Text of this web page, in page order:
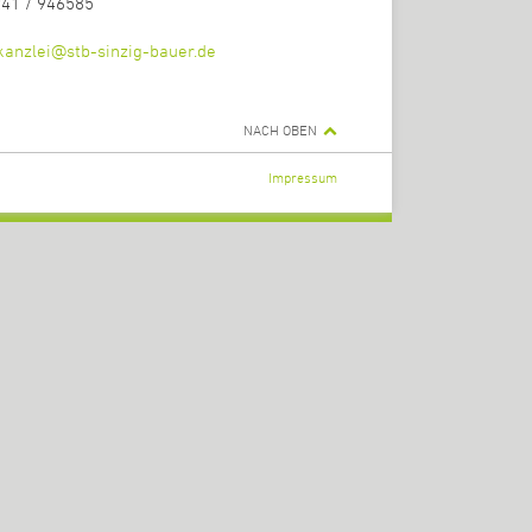
sinzig-bauer.de
NACH OBEN
Impressum